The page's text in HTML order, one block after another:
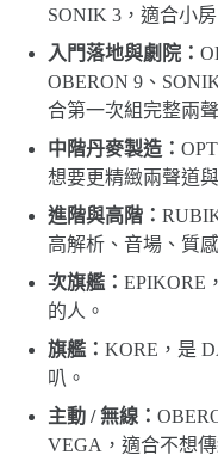
SONIK 3，適合小
入門落地與劇院：
OBERON 9、
合第一次組完整兩
中階丹麥製造：
想要更精緻兩聲道
進階與高階：
高解析、音場、質
次旗艦： EPIKORE
的人。
旗艦： KORE，是
叭。
主動 / 無線：
VEGA，適合不想